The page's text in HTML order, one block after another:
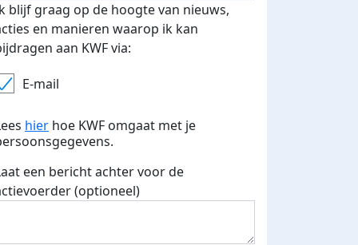
blijf graag op de hoogte van nieuws,
en manieren waarop ik kan
aan KWF via:
E-mail
hier hoe KWF omgaat met je
een bericht achter voor de
(optioneel)